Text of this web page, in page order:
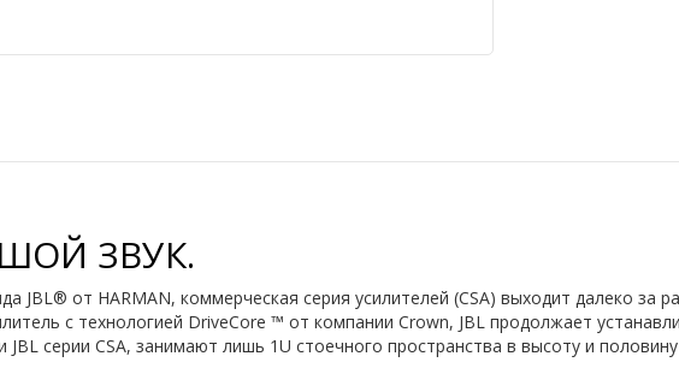
ЗВУК.
JBL® от HARMAN, коммерческая серия усилителей (CSA) выходит далеко за
с технологией DriveCore ™ от компании Crown, JBL продолжает
серии CSA, занимают лишь 1U стоечного пространства в высоту и